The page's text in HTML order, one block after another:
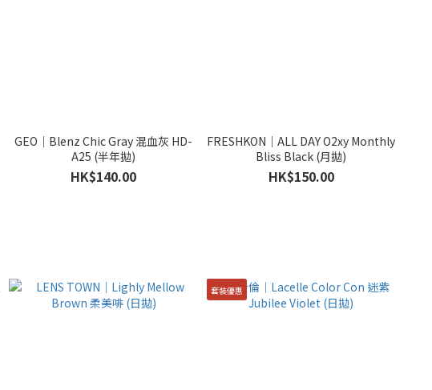
GEO｜Blenz Chic Gray 混血灰 HD-
A25 (半年拋)
HK$140.00
FRESHKON｜ALL DAY O2xy Monthly
Bliss Black (月拋)
HK$150.00
套裝優惠